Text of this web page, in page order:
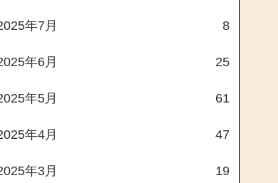
年7月 8
年6月 25
年5月 61
年4月 47
年3月 19